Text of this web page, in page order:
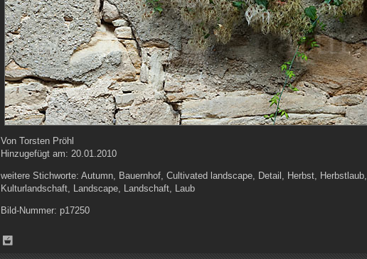
VonTorsten Pröhl
Hinzugefügt am:20.01.2010
weitere Stichworte:Autumn, Bauernhof, Cultivated landscape, Detail, Herbst, Herbstlaub,
Kulturlandschaft, Landscape, Landschaft, Laub
Bild-Nummer: p17250